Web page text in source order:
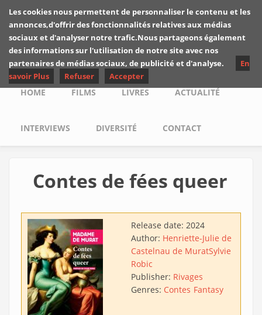
Skip to main content
Les critiques de
Yuyine
Main menu
HOME FILMS LIVRES ACTUALITÉ
INTERVIEWS DIVERSITÉ CONTACT
Contes de fées queer
Release date: 2024
Author: Henriette-Julie de
Castelnau de MuratSylvie
Robic
Publisher: Rivages
Genres: Contes Fantasy
Les cookies nous permettent de personnaliser le contenu et les
annonces,d'offrir des fonctionnalités relatives aux médias
sociaux et d'analyser notre trafic.Nous partageons également
des informations sur l'utilisation de notre site avec nos
partenaires de médias sociaux, de publicité et d'analyse.
En
savoir Plus
Refuser Accepter